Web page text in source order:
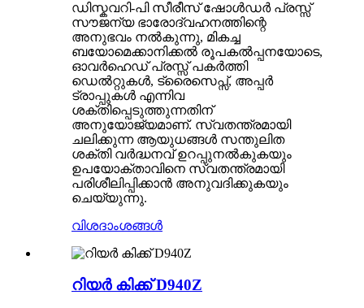
ഡിസ്കവറി-പി സീരീസ് ഷോൾഡർ പ്രസ്സ്
സൗജന്യ ഭാരോദ്വഹനത്തിന്റെ
അനുഭവം നൽകുന്നു, മികച്ച
ബയോമെക്കാനിക്കൽ രൂപകൽപ്പനയോടെ,
ഓവർഹെഡ് പ്രസ്സ് പകർത്തി
ഡെൽറ്റുകൾ, ട്രൈസെപ്സ്, അപ്പർ
ട്രാപ്പുകൾ എന്നിവ
ശക്തിപ്പെടുത്തുന്നതിന്
അനുയോജ്യമാണ്. സ്വതന്ത്രമായി
ചലിക്കുന്ന ആയുധങ്ങൾ സന്തുലിത
ശക്തി വർദ്ധനവ് ഉറപ്പുനൽകുകയും
ഉപയോക്താവിനെ സ്വതന്ത്രമായി
പരിശീലിപ്പിക്കാൻ അനുവദിക്കുകയും
ചെയ്യുന്നു.
വിശദാംശങ്ങൾ
റിയർ കിക്ക് D940Z